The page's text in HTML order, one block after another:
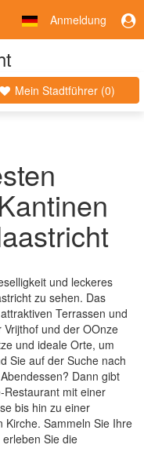
Anmeldung
Mein Stadtführer (0)
und leckeres
zu sehen. Das
Terrassen und
und der OOnze
und ideale Orte, um
Sie auf der Suche nach
Dann gibt
Restaurant mit einer
bis hin zu einer
Kirche. Sammeln Sie Ihre
Sie die